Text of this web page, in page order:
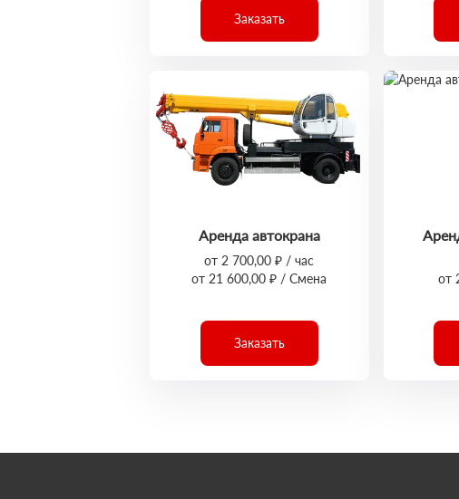
Заказать
Аренда автокрана
от 2 700,00 ₽ / час
от 21 600,00 ₽ / Смена
Заказать
от